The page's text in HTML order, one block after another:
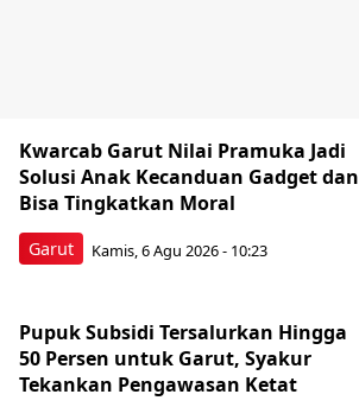
Garut
Kwarcab Garut Nilai Pramuka Jadi
Solusi Anak Kecanduan Gadget dan
Bisa Tingkatkan Moral
Kamis, 6 Agu 2026 - 10:23
Pupuk Subsidi Tersalurkan Hingga
50 Persen untuk Garut, Syakur
Tekankan Pengawasan Ketat